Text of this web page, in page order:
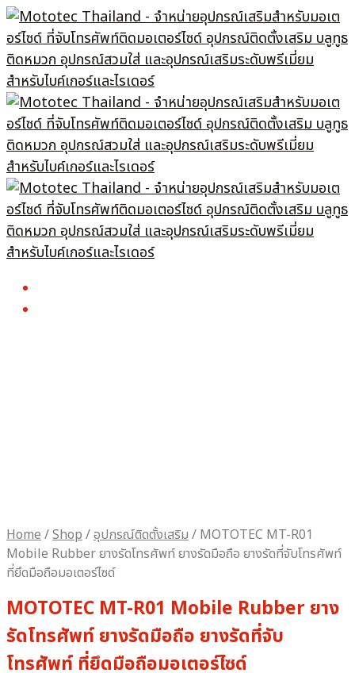
Home/Shop/อุปกรณ์ติดตั้งเสริม/ MOTOTEC MT-R01
Mobile Rubber ยางรัดโทรศัพท์ ยางรัดมือถือ ยางรัดที่จับโทรศัพท์
ที่ยึดมือถือมอเตอร์ไซด์
MOTOTEC MT-R01 Mobile Rubber ยาง
รัดโทรศัพท์ ยางรัดมือถือ ยางรัดที่จับ
โทรศัพท์ ที่ยึดมือถือมอเตอร์ไซด์